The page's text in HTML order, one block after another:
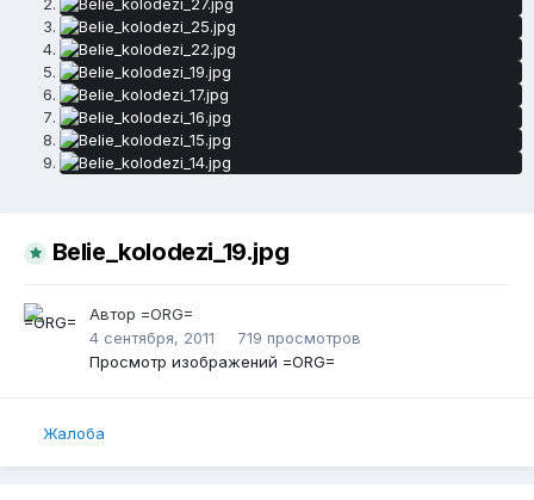
Belie_kolodezi_19.jpg
Автор =ORG=
4 сентября, 2011
719 просмотров
Просмотр изображений =ORG=
Жалоба